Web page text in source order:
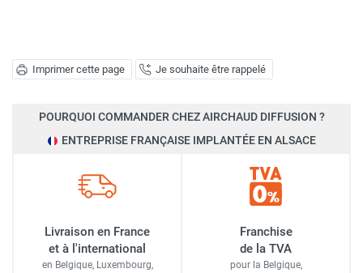
Imprimer cette page Je souhaite être rappelé
POURQUOI COMMANDER CHEZ AIRCHAUD DIFFUSION ?
ENTREPRISE FRANÇAISE IMPLANTÉE EN ALSACE
Livraison en France
et à l'international
en Belgique, Luxembourg,
Franchise
de la TVA
pour la Belgique,